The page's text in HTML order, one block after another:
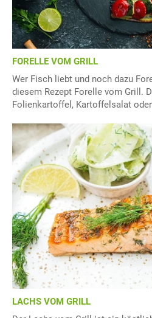
FORELLE VOM GRILL
Wer Fisch liebt und noch dazu
diesem Rezept Forelle vom Grill.
Folienkartoffel, Kartoffelsalat
LACHS VOM GRILL